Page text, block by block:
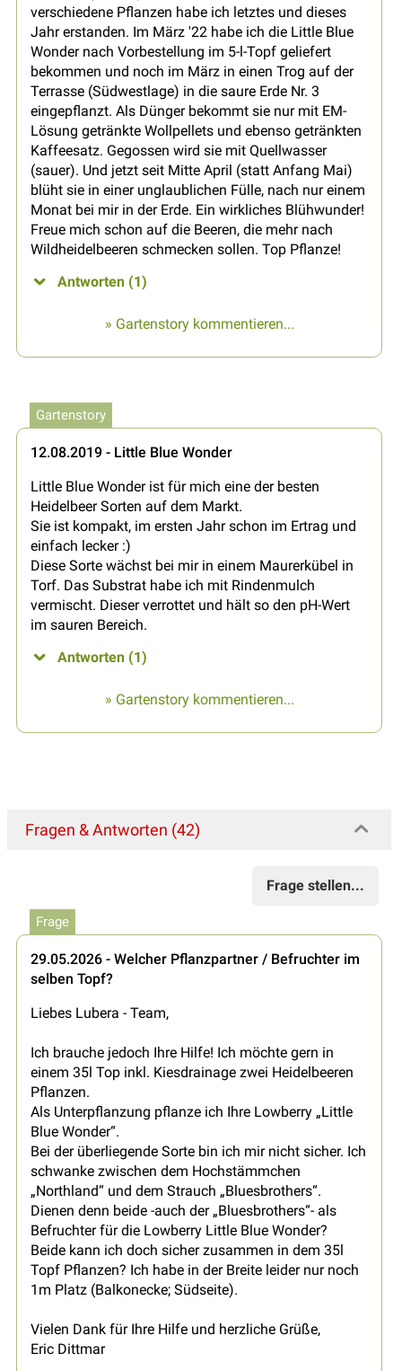
verschiedene Pflanzen habe ich letztes und dieses
Jahr erstanden. Im März '22 habe ich die Little Blue
Wonder nach Vorbestellung im 5-l-Topf geliefert
bekommen und noch im März in einen Trog auf der
Terrasse (Südwestlage) in die saure Erde Nr. 3
eingepflanzt. Als Dünger bekommt sie nur mit EM-
Lösung getränkte Wollpellets und ebenso getränkten
Kaffeesatz. Gegossen wird sie mit Quellwasser
(sauer). Und jetzt seit Mitte April (statt Anfang Mai)
blüht sie in einer unglaublichen Fülle, nach nur einem
Monat bei mir in der Erde. Ein wirkliches Blühwunder!
Freue mich schon auf die Beeren, die mehr nach
Wildheidelbeeren schmecken sollen. Top Pflanze!
Antworten (1)
» Gartenstory kommentieren...
Gartenstory
12.08.2019 - Little Blue Wonder
Little Blue Wonder ist für mich eine der besten
Heidelbeer Sorten auf dem Markt.
Sie ist kompakt, im ersten Jahr schon im Ertrag und
einfach lecker :)
Diese Sorte wächst bei mir in einem Maurerkübel in
Torf. Das Substrat habe ich mit Rindenmulch
vermischt. Dieser verrottet und hält so den pH-Wert
im sauren Bereich.
Antworten (1)
» Gartenstory kommentieren...
Fragen & Antworten (42)
Frage stellen...
Frage
29.05.2026 - Welcher Pflanzpartner / Befruchter im
selben Topf?
Liebes Lubera - Team,
Ich brauche jedoch Ihre Hilfe! Ich möchte gern in
einem 35l Top inkl. Kiesdrainage zwei Heidelbeeren
Pflanzen.
Als Unterpflanzung pflanze ich Ihre Lowberry „Little
Blue Wonder“.
Bei der überliegende Sorte bin ich mir nicht sicher. Ich
schwanke zwischen dem Hochstämmchen
„Northland“ und dem Strauch „Bluesbrothers“.
Dienen denn beide -auch der „Bluesbrothers“- als
Befruchter für die Lowberry Little Blue Wonder?
Beide kann ich doch sicher zusammen in dem 35l
Topf Pflanzen? Ich habe in der Breite leider nur noch
1m Platz (Balkonecke; Südseite).
Vielen Dank für Ihre Hilfe und herzliche Grüße,
Eric Dittmar